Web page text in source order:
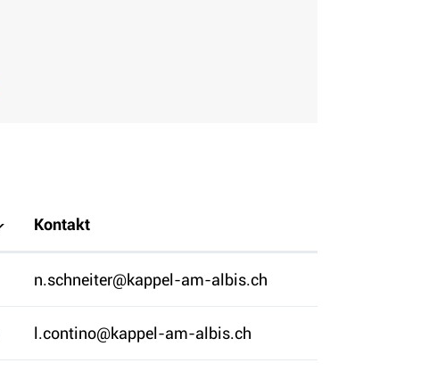
Kontakt
n.schneiter@kappel-am-albis.ch
l.contino@kappel-am-albis.ch